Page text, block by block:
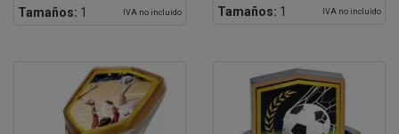
Tamaños: 1 IVA no incluido Tamaños: 1 IVA no incluido